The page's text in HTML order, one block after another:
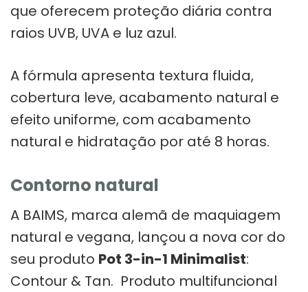
que oferecem proteção diária contra
raios UVB, UVA e luz azul.
A fórmula apresenta textura fluida,
cobertura leve, acabamento natural e
efeito uniforme, com acabamento
natural e hidratação por até 8 horas.
Contorno natural
A BAIMS, marca alemã de maquiagem
natural e vegana, lançou a nova cor do
seu produto Pot 3-in-1 Minimalist:
Contour & Tan. Produto multifuncional